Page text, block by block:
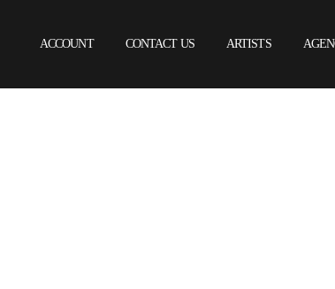
ACCOUNT CONTACT US ARTISTS